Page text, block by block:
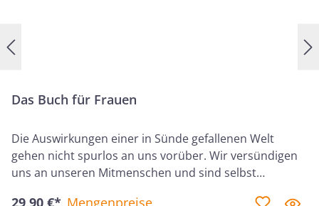
Das Buch für Frauen
Die Auswirkungen einer in Sünde gefallenen Welt
gehen nicht spurlos an uns vorüber. Wir versündigen
uns an unseren Mitmenschen und sind selbst